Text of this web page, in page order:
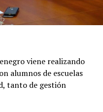
viene realizando
alumnos de escuelas
tanto de gestión